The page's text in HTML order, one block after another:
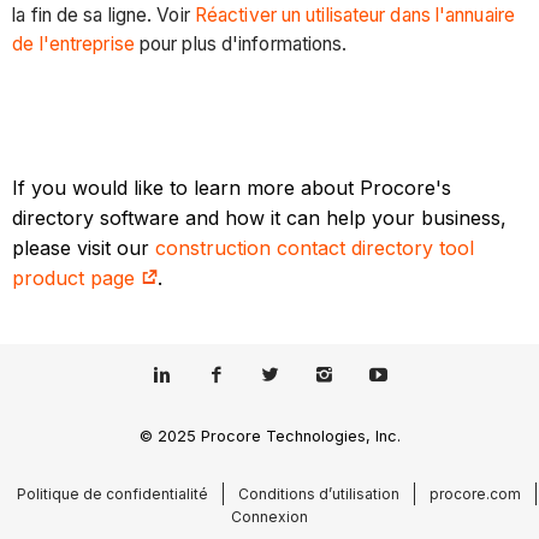
la fin de sa ligne. Voir Réactiver un utilisateur dans l'annuaire
de l'entreprise pour plus d'informations.
If you would like to learn more about Procore's
directory software and how it can help your business,
please visit ourconstruction contact directory tool
product page
.
© 2025 Procore Technologies, Inc.
Politique de confidentialité Conditions d’utilisation
procore.com
Connexion